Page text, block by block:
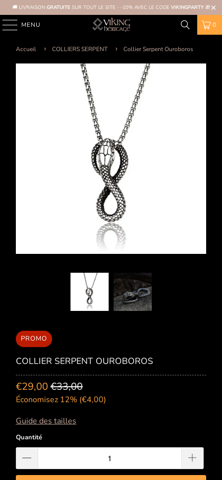
🚚 LIVRAISON GRATUITE SUR TOUT LE SITE - -10% AVEC LE CODE VIKINGPARTY 🎁
MENU 0
Accueil COLLIERS SERPENT Collier Serpent Ouroboros
PROMO
COLLIER SERPENT OUROBOROS
€29,00 €33,00
Économisez 12% (€4,00)
Guide des tailles
Quantité